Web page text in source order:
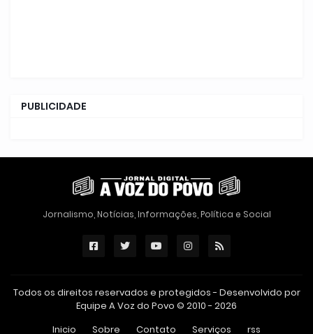
PUBLICIDADE
Jornalismo, Notícias, Informações, Política e Social
Todos os direitos reservados e protegidos - Desenvolvido por
Equipe A Voz do Povo © 2010 - 2026
Inicio
Sobre Contato Serviços rss